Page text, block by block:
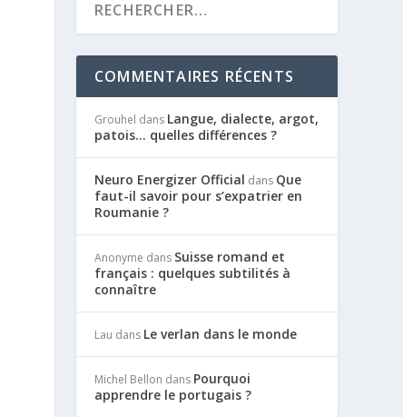
COMMENTAIRES RÉCENTS
Grouhel dans Langue, dialecte, argot,
patois… quelles différences ?
Neuro Energizer Official dans Que
faut-il savoir pour s’expatrier en
Roumanie ?
Anonyme dans Suisse romand et
français : quelques subtilités à
connaître
Lau dans Le verlan dans le monde
Michel Bellon dans Pourquoi
apprendre le portugais ?